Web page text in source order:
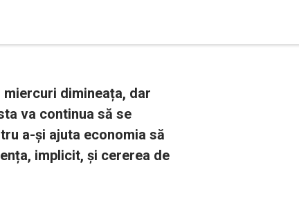
dimineața, dar
va continua să se
a-și ajuta economia să
implicit, și cererea de